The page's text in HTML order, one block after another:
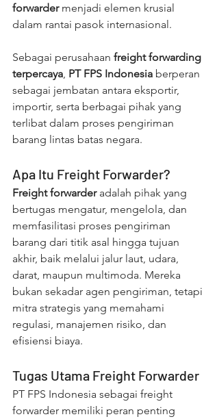
forwarder menjadi elemen krusial
dalam rantai pasok internasional.
Sebagai perusahaan freight forwarding
terpercaya PT FPS Indonesia berperan
sebagai jembatan antara eksportir,
importir, serta berbagai pihak yang
terlibat dalam proses pengiriman
barang lintas batas negara.
Apa Itu Freight Forwarder?
Freight forwarder adalah pihak yang
bertugas mengatur, mengelola, dan
memfasilitasi proses pengiriman
barang dari titik asal hingga tujuan
akhir, baik melalui jalur laut, udara,
darat, maupun multimoda. Mereka
bukan sekadar agen pengiriman, tetapi
mitra strategis yang memahami
regulasi, manajemen risiko, dan
efisiensi biaya.
Tugas Utama Freight Forwarder
PT FPS Indonesia sebagai freight
forwarder memiliki peran penting